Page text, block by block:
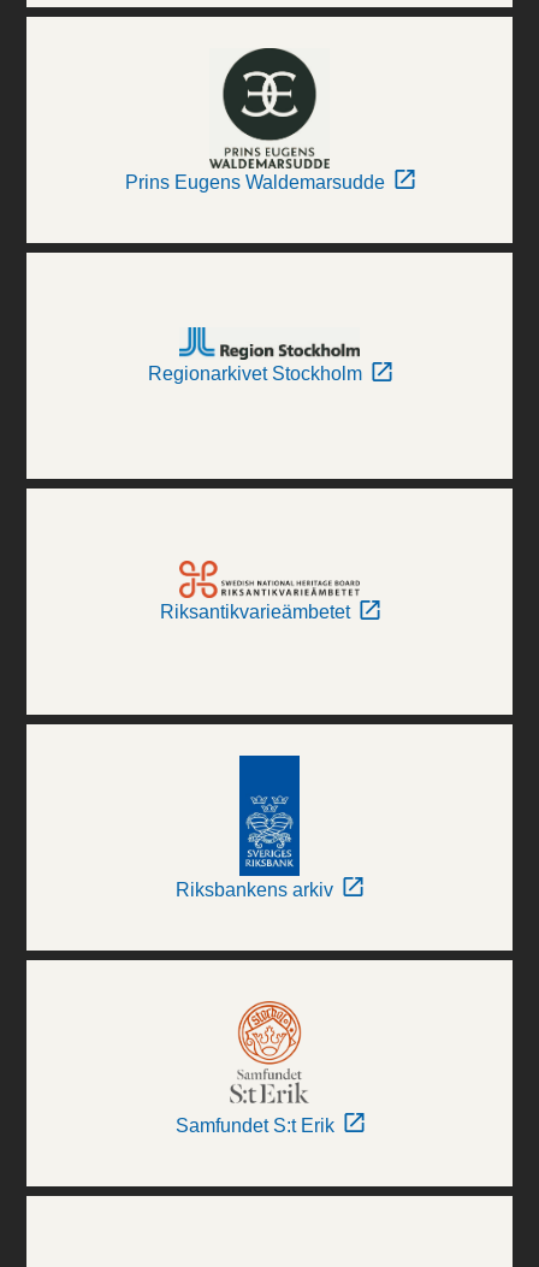
Prins Eugens Waldemarsudde
Regionarkivet Stockholm
Riksantikvarieämbetet
Riksbankens arkiv
Samfundet S:t Erik